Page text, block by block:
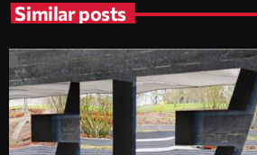
Similar posts